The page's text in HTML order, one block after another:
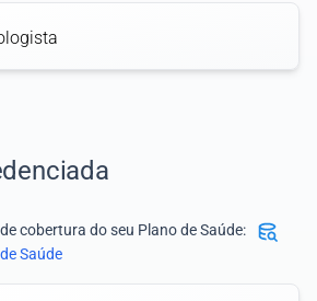
cobertura do seu Plano de Saúde:
Saúde